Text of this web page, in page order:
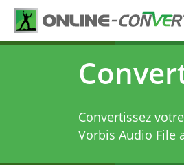
Convertissez
Vorbis Audio File